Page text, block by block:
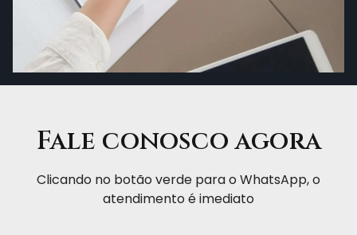
Fale conosco agora
Clicando no botão verde para o WhatsApp, o
atendimento é imediato